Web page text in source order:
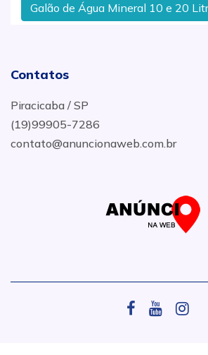
Galão de Água Mineral 10 e 20
Contatos
Piracicaba / SP
(19)99905-7286
contato@anuncionaweb.com.br